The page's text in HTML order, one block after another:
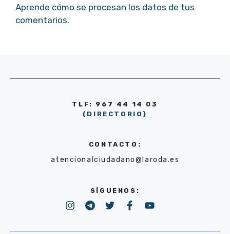
Aprende cómo se procesan los datos de tus
comentarios.
TLF: 967 44 14 03
(DIRECTORIO)
CONTACTO:
atencionalciudadano@laroda.es
SÍGUENOS: